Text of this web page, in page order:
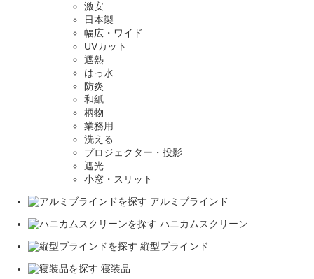
激安
日本製
幅広・ワイド
UVカット
遮熱
はっ水
防炎
和紙
柄物
業務用
洗える
プロジェクター・投影
遮光
小窓・スリット
アルミブラインド
ハニカムスクリーン
縦型ブラインド
寝装品